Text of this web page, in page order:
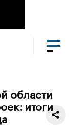
области
итоги